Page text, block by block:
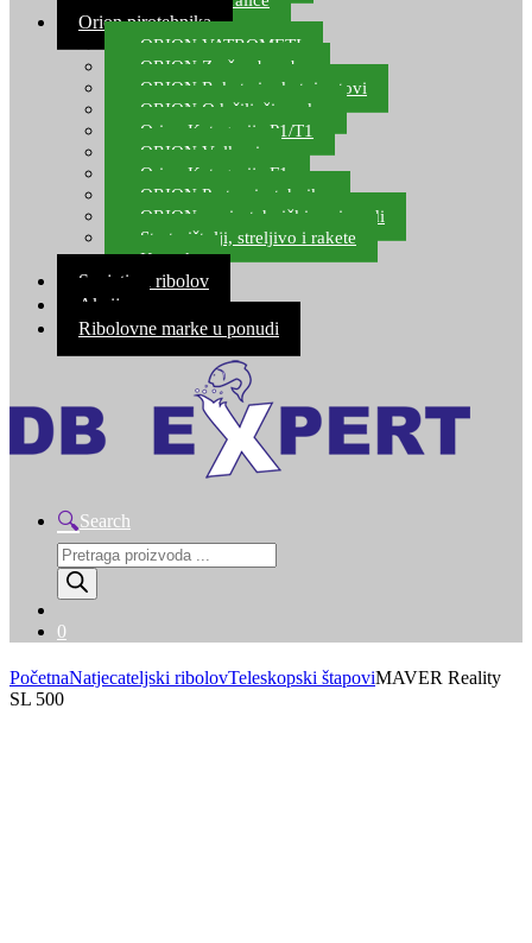
Orion pirotehnika
ORION VATROMETI
ORION Zračne bombe
ORION Rakete i raketni setovi
ORION Odašiljači zvuka
Orion Kategorija P1/T1
ORION Vulkani
Orion Kategorija F1
ORION Party pirotehnika
ORION nepirotehnički proizvodi
Start pištolji, streljivo i rakete
Kontakt
Savjeti za ribolov
Akcija
Ribolovne marke u ponudi
Search
Products
search
0
PočetnaNatjecateljski ribolovTeleskopski štapoviMAVER Reality
SL 500